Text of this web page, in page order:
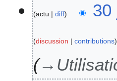
0
actu diff 30
discussion contributions
→